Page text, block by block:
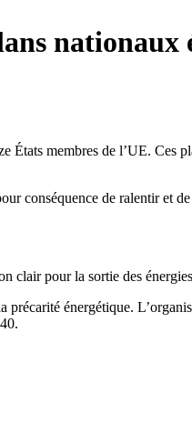
nationaux
États membres de l’UE. Ces
conséquence de ralentir et
clair pour la sortie des
précarité énergétique.